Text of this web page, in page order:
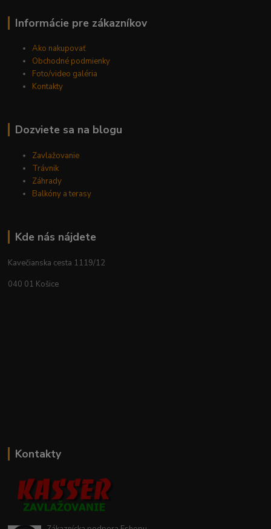
Informácie pre zákazníkov
Ako nakupovať
Obchodné podmienky
Foto/video galéria
Kontakty
Dozviete sa na blogu
Zavlažovanie
Trávnik
Záhrady
Balkóny a terasy
Kde nás nájdete
Kavečianska cesta 1119/12
040 01 Košice
Kontakty